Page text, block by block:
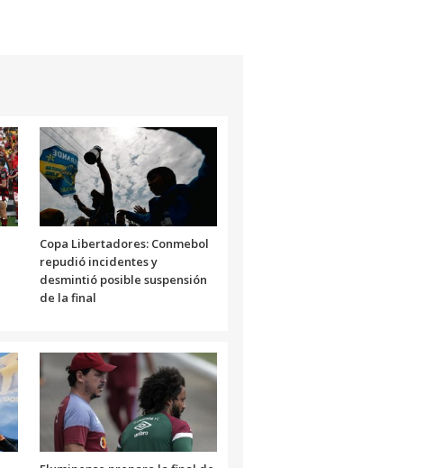
Copa Libertadores: Conmebol
repudió incidentes y
desmintió posible suspensión
de la final